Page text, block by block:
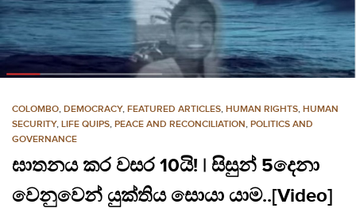
o
n
t
e
COLOMBO, DEMOCRACY, FEATURED ARTICLES, HUMAN RIGHTS, HUMAN
SECURITY, LIFE QUIPS, PEACE AND RECONCILIATION, POLITICS AND
GOVERNANCE
ඝාතනය කර වසර 10යි! | සිසුන් 5දෙනා
වෙනුවෙන් යුක්තිය සොයා යාම..[Video]